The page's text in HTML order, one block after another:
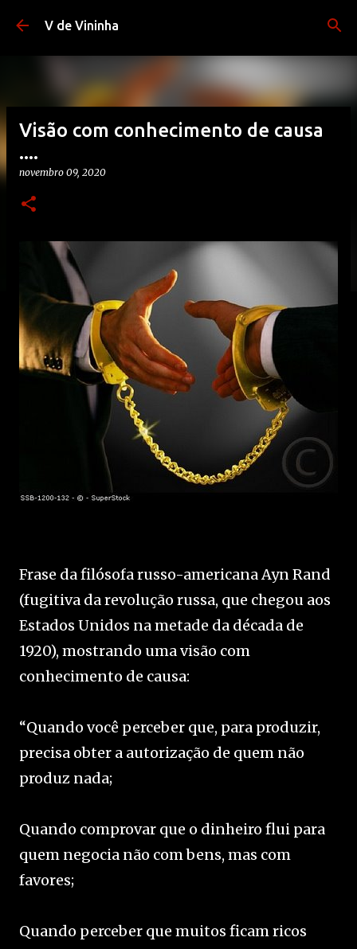
Pular para o conteúdo principal
V de Vininha
Visão com conhecimento de causa
....
novembro 09, 2020
Frase da filósofa russo-americana Ayn Rand
(fugitiva da revolução russa, que chegou aos
Estados Unidos na metade da década de
1920), mostrando uma visão com
conhecimento de causa:
“Quando você perceber que, para produzir,
precisa obter a autorização de quem não
produz nada;
Quando comprovar que o dinheiro flui para
quem negocia não com bens, mas com
favores;
Quando perceber que muitos ficam ricos